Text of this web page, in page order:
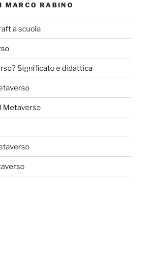
MARCO RABINO
a scuola
Significato e didattica
Metaverso